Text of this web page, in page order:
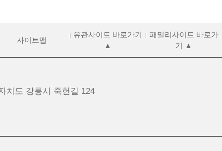
사이트맵
유관사이트 바로가기
▲
패밀리사이트 바로가
기 ▲
치도 강릉시 죽헌길 124